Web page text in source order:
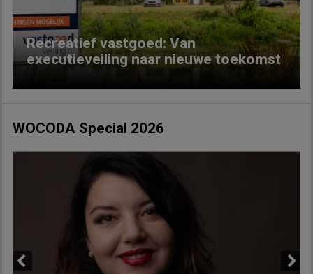
Recreatief vastgoed: Van
executieveiling naar nieuwe toekomst
WOCODA Special 2026